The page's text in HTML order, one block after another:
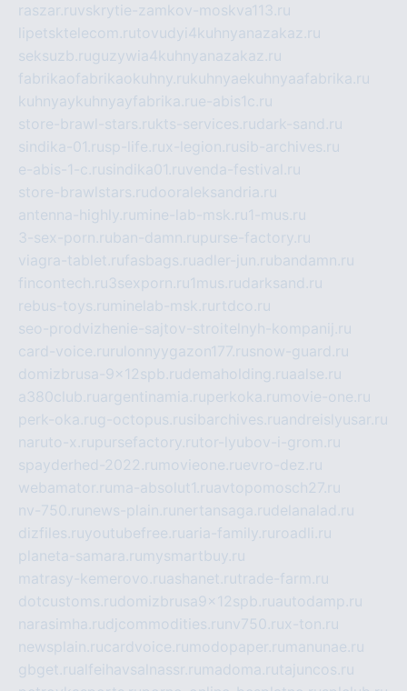
raszar.ruvskrytie-zamkov-moskva113.ru
lipetsktelecom.rutovudyi4kuhnyanazakaz.ru
seksuzb.ruguzywia4kuhnyanazakaz.ru
fabrikaofabrikaokuhny.rukuhnyaekuhnyaafabrika.ru
kuhnyaykuhnyayfabrika.rue-abis1c.ru
store-brawl-stars.rukts-services.rudark-sand.ru
sindika-01.rusp-life.rux-legion.rusib-archives.ru
e-abis-1-c.rusindika01.ruvenda-festival.ru
store-brawlstars.rudooraleksandria.ru
antenna-highly.ru mine-lab-msk.ru1-mus.ru
3-sex-porn.ruban-damn.rupurse-factory.ru
viagra-tablet.rufasbags.ruadler-jun.rubandamn.ru
fincontech.ru3sexporn.ru1mus.rudarksand.ru
rebus-toys.ru minelab-msk.ru rtdco.ru
seo-prodvizhenie-sajtov-stroitelnyh-kompanij.ru
card-voice.ru rulonnyygazon177.rusnow-guard.ru
domizbrusa-9x12spb.rudemaholding.ruaalse.ru
a380club.ruargentinamia.ruperkoka.ru movie-one.ru
perk-oka.rug-octopus.rusibarchives.ruandreislyusar.ru
naruto-x.rupursefactory.rutor-lyubov-i-grom.ru
spayderhed-2022.ru movieone.ruevro-dez.ru
webamator.ru ma-absolut1.ruavtopomosch27.ru
nv-750.ru news-plain.ru nertansaga.rudelanalad.ru
dizfiles.ruyoutubefree.ruaria-family.ru roadli.ru
planeta-samara.ru mysmartbuy.ru
matrasy-kemerovo.ruashanet.rutrade-farm.ru
dotcustoms.rudomizbrusa9x12spb.ruautodamp.ru
narasimha.rudjcommodities.ru nv750.rux-ton.ru
newsplain.rucardvoice.ru modopaper.ru manunae.ru
gbget.rualfeihavsalnassr.ru madoma.rutajuncos.ru